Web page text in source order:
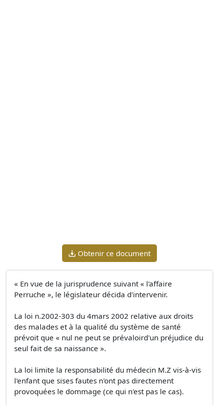
Obtenir ce document
« En vue de la jurisprudence suivant « l'affaire
Perruche », le législateur décida d'intervenir.
La loi n.2002-303 du 4mars 2002 relative aux droits
des malades et à la qualité du système de santé
prévoit que « nul ne peut se prévaloird'un préjudice du
seul fait de sa naissance ».
La loi limite la responsabilité du médecin M.Z vis-à-vis
l'enfant que sises fautes n'ont pas directement
provoquées le dommage (ce qui n'est pas le cas).